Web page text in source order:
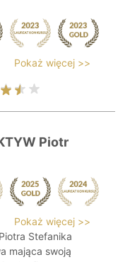
Pokaż więcej >>
Piotr
Pokaż więcej >>
Stefanika
mająca swoją